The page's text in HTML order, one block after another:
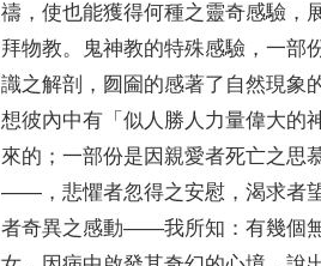
禱 ，使也能獲得何種之靈奇感驗 ，
拜物教。 鬼神教的特殊感驗 ，一部
識之解剖 ， 囫圇的感著了自然現象
想彼內中有 「似人勝人力量偉大的
來的 ；一部份是因親愛者死亡之思
——，悲懼者忽得之安慰 ，渴求者
者奇異之感動——我所知 ：有幾個